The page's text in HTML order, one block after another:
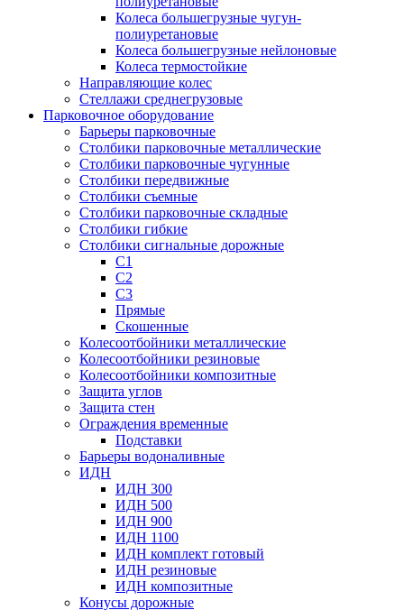
Колеса большегрузные чугун-
полиуретановые
Колеса большегрузные нейлоновые
Колеса термостойкие
Направляющие колес
Стеллажи среднегрузовые
Парковочное оборудование
Барьеры парковочные
Столбики парковочные металлические
Столбики парковочные чугунные
Столбики передвижные
Столбики съемные
Столбики парковочные складные
Столбики гибкие
Столбики сигнальные дорожные
С1
С2
С3
Прямые
Скошенные
Колесоотбойники металлические
Колесоотбойники резиновые
Колесоотбойники композитные
Защита углов
Защита стен
Ограждения временные
Подставки
Барьеры водоналивные
ИДН
ИДН 300
ИДН 500
ИДН 900
ИДН 1100
ИДН комплект готовый
ИДН резиновые
ИДН композитные
Конусы дорожные